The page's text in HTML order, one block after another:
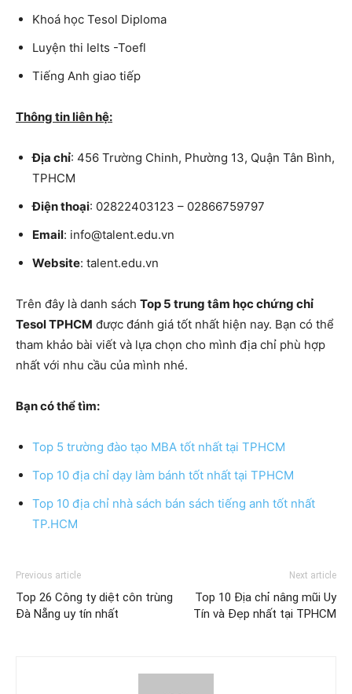
Khoá học Tesol Diploma
Luyện thi Ielts -Toefl
Tiếng Anh giao tiếp
Thông tin liên hệ:
Địa chỉ: 456 Trường Chinh, Phường 13, Quận Tân Bình,
TPHCM
Điện thoại: 02822403123 – 02866759797
Email: info@talent.edu.vn
Website: talent.edu.vn
Trên đây là danh sách Top 5 trung tâm học chứng chỉ
Tesol TPHCM được đánh giá tốt nhất hiện nay. Bạn có thể
tham khảo bài viết và lựa chọn cho mình địa chỉ phù hợp
nhất với nhu cầu của mình nhé.
Bạn có thể tìm:
Top 5 trường đào tạo MBA tốt nhất tại TPHCM
Top 10 địa chỉ dạy làm bánh tốt nhất tại TPHCM
Top 10 địa chỉ nhà sách bán sách tiếng anh tốt nhất
TP.HCM
Previous article
Top 26 Công ty diệt côn trùng
Đà Nẵng uy tín nhất
Next article
Top 10 Địa chỉ nâng mũi Uy
Tín và Đẹp nhất tại TPHCM